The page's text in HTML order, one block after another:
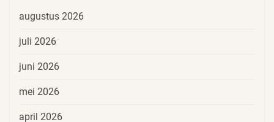
augustus 2026
juli 2026
juni 2026
mei 2026
april 2026